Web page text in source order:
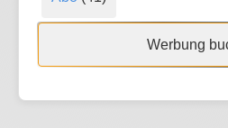
Werbung